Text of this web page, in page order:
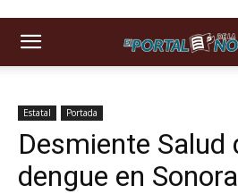
Estatal Portada
Desmiente Salud
dengue en Sonora